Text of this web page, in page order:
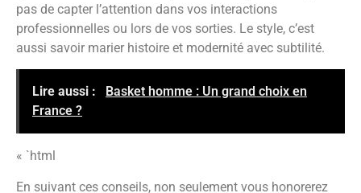
pas de capter l’attention dans vos interactions
professionnelles ou lors de vos sorties. Le style, c’est
aussi savoir marier histoire et modernité avec subtilité.
Lire aussi :
Basket homme : Un grand choix en
France ?
« `html
En suivant ces conseils, non seulement vous honorerez